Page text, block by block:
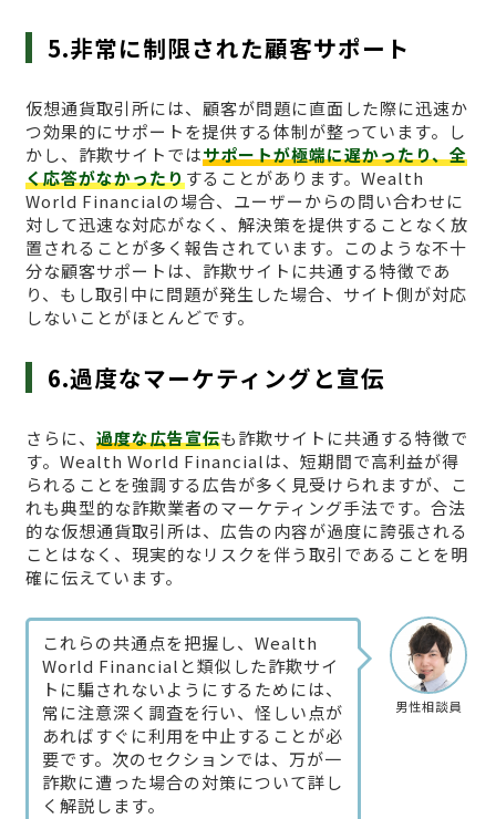
5.非常に制限された顧客サポート
仮想通貨取引所には、顧客が問題に直面した際に迅速か
つ効果的にサポートを提供する体制が整っています。し
かし、詐欺サイトではサポートが極端に遅かったり、全
く応答がなかったりすることがあります。Wealth
World Financialの場合、ユーザーからの問い合わせに
対して迅速な対応がなく、解決策を提供することなく放
置されることが多く報告されています。このような不十
分な顧客サポートは、詐欺サイトに共通する特徴であ
り、もし取引中に問題が発生した場合、サイト側が対応
しないことがほとんどです。
6.過度なマーケティングと宣伝
さらに、 過度な広告宣伝も詐欺サイトに共通する特徴で
す。Wealth World Financialは、短期間で高利益が得
られることを強調する広告が多く見受けられますが、こ
れも典型的な詐欺業者のマーケティング手法です。合法
的な仮想通貨取引所は、広告の内容が過度に誇張される
ことはなく、現実的なリスクを伴う取引であることを明
確に伝えています。
男性相談員
これらの共通点を把握し、Wealth
World Financialと類似した詐欺サイ
トに騙されないようにするためには、
常に注意深く調査を行い、怪しい点が
あればすぐに利用を中止することが必
要です。次のセクションでは、万が一
詐欺に遭った場合の対策について詳し
く解説します。